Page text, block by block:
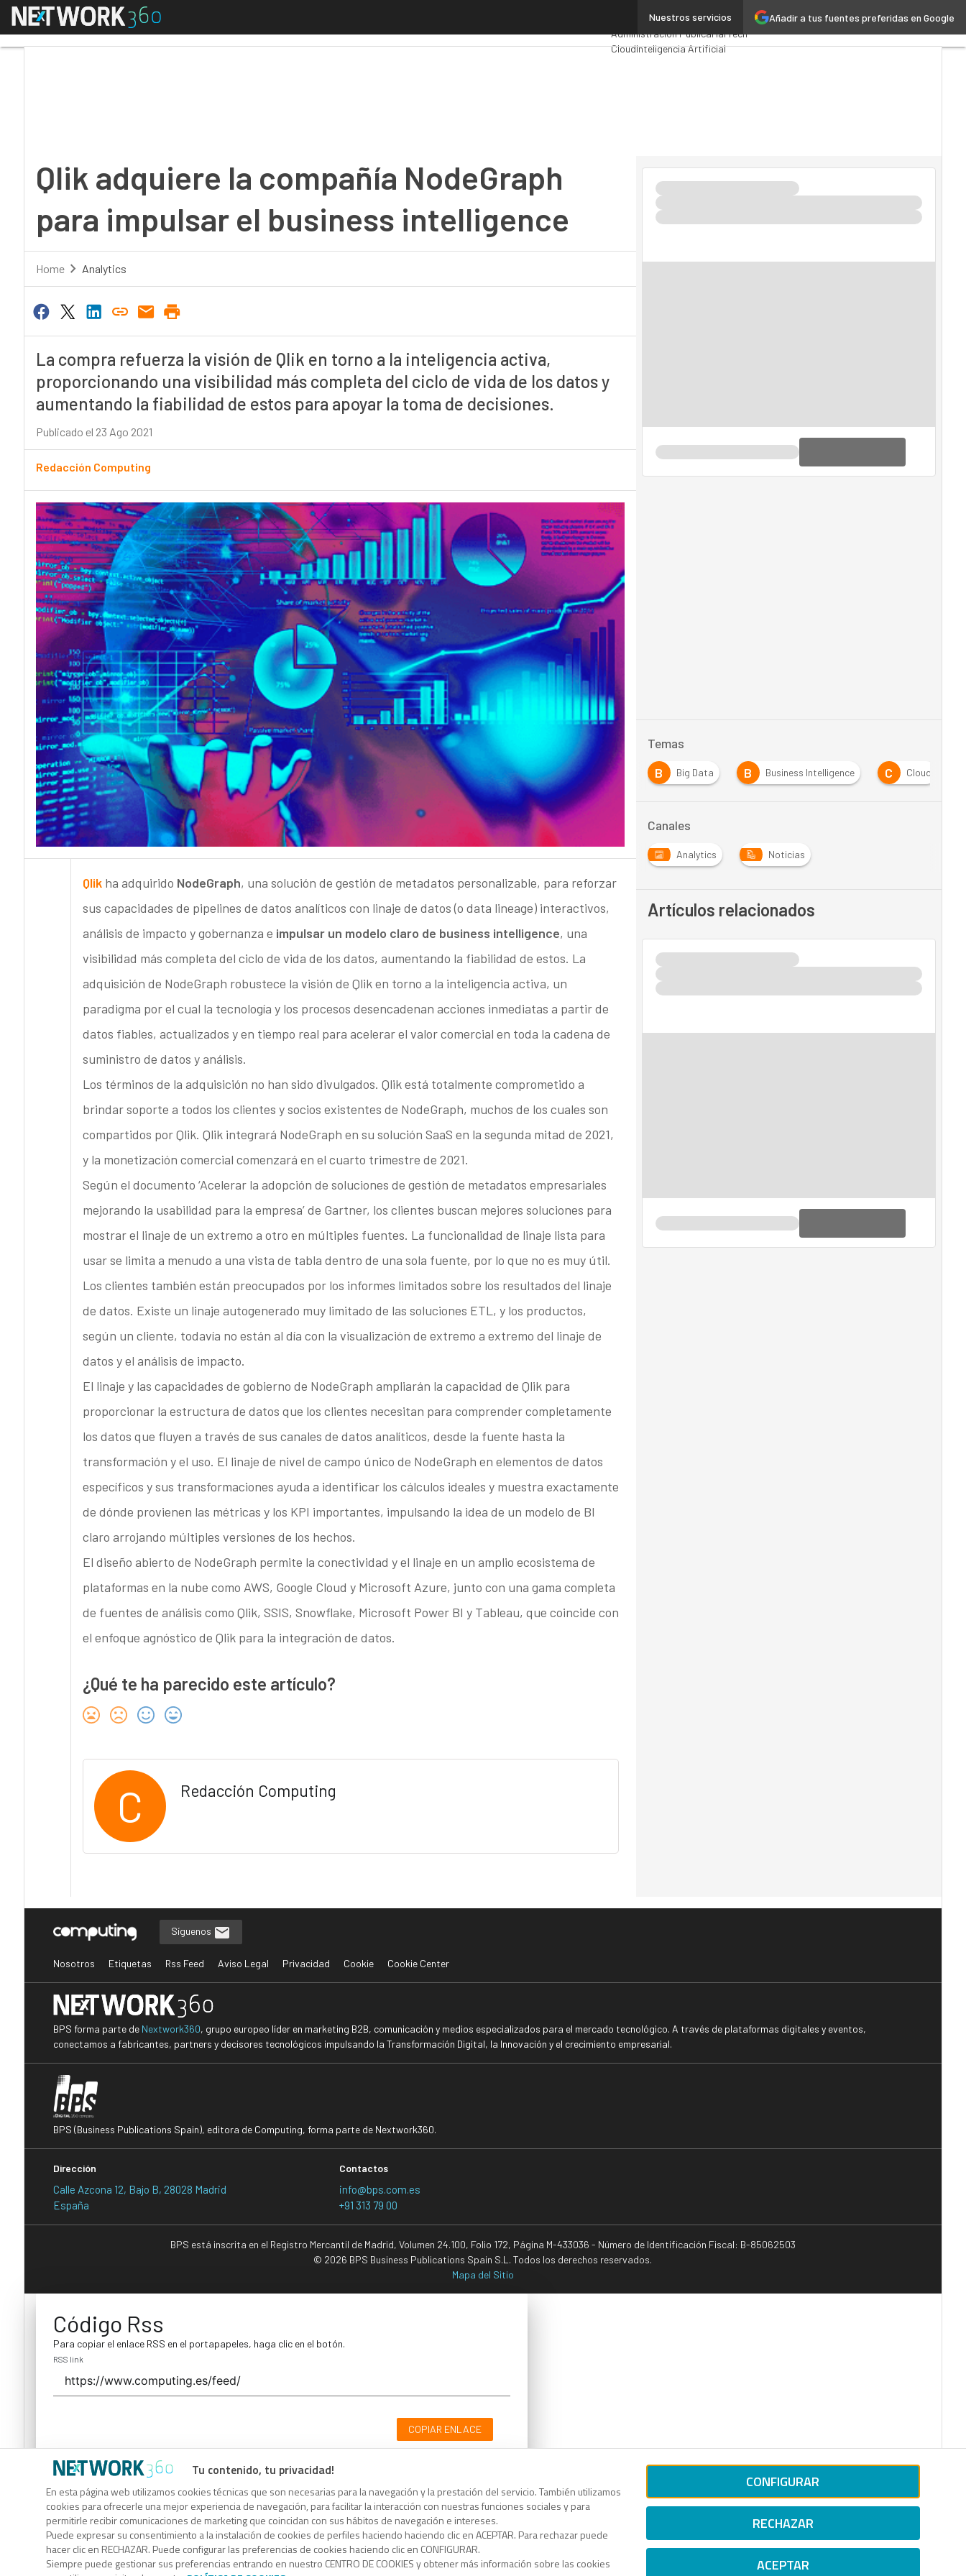
Añadir a tus fuentes preferidas en Google
Nuestros servicios
Menú Premios ComputingAnalytics
Administración PúblicaMarTech
CloudInteligencia Artificial
Qlik adquiere la compañía NodeGraph
para impulsar el business intelligence
Home Analytics
La compra refuerza la visión de Qlik en torno a la inteligencia activa,
proporcionando una visibilidad más completa del ciclo de vida de los datos y
aumentando la fiabilidad de estos para apoyar la toma de decisiones.
Publicado el 23 Ago 2021
Redacción Computing
Qlikha adquirido NodeGraph, una solución de gestión de metadatos personalizable, para reforzar
sus capacidades de pipelines de datos analíticos con linaje de datos (o data lineage) interactivos,
análisis de impacto y gobernanza e impulsar un modelo claro de business intelligence, una
visibilidad más completa del ciclo de vida de los datos, aumentando la fiabilidad de estos. La
adquisición de NodeGraph robustece la visión de Qlik en torno a la inteligencia activa, un
paradigma por el cual la tecnología y los procesos desencadenan acciones inmediatas a partir de
datos fiables, actualizados y en tiempo real para acelerar el valor comercial en toda la cadena de
suministro de datos y análisis.
Los términos de la adquisición no han sido divulgados. Qlik está totalmente comprometido a
brindar soporte a todos los clientes y socios existentes de NodeGraph, muchos de los cuales son
compartidos por Qlik. Qlik integrará NodeGraph en su solución SaaS en la segunda mitad de 2021,
y la monetización comercial comenzará en el cuarto trimestre de 2021.
Según el documento ‘Acelerar la adopción de soluciones de gestión de metadatos empresariales
mejorando la usabilidad para la empresa’ de Gartner, los clientes buscan mejores soluciones para
mostrar el linaje de un extremo a otro en múltiples fuentes. La funcionalidad de linaje lista para
usar se limita a menudo a una vista de tabla dentro de una sola fuente, por lo que no es muy útil.
Los clientes también están preocupados por los informes limitados sobre los resultados del linaje
de datos. Existe un linaje autogenerado muy limitado de las soluciones ETL, y los productos,
según un cliente, todavía no están al día con la visualización de extremo a extremo del linaje de
datos y el análisis de impacto.
El linaje y las capacidades de gobierno de NodeGraph ampliarán la capacidad de Qlik para
proporcionar la estructura de datos que los clientes necesitan para comprender completamente
los datos que fluyen a través de sus canales de datos analíticos, desde la fuente hasta la
transformación y el uso. El linaje de nivel de campo único de NodeGraph en elementos de datos
específicos y sus transformaciones ayuda a identificar los cálculos ideales y muestra exactamente
de dónde provienen las métricas y los KPI importantes, impulsando la idea de un modelo de BI
claro arrojando múltiples versiones de los hechos.
El diseño abierto de NodeGraph permite la conectividad y el linaje en un amplio ecosistema de
plataformas en la nube como AWS, Google Cloud y Microsoft Azure, junto con una gama completa
de fuentes de análisis como Qlik, SSIS, Snowflake, Microsoft Power BI y Tableau, que coincide con
el enfoque agnóstico de Qlik para la integración de datos.
¿Qué te ha parecido este artículo?
C Redacción Computing
Temas
A
Adquisición B Big Data B Business Intelligence C Cloud
Canales
Analytics Noticias
Artículos relacionados
Tu contenido, tu privacidad!
En esta página web utilizamos cookies técnicas que son necesarias para la navegación y la prestación del servicio. También utilizamos
cookies para ofrecerle una mejor experiencia de navegación, para facilitar la interacción con nuestras funciones sociales y para
permitirle recibir comunicaciones de marketing que coincidan con sus hábitos de navegación e intereses.
Puede expresar su consentimiento a la instalación de cookies de perfiles haciendo haciendo clic en ACEPTAR. Para rechazar puede
hacer clic en RECHAZAR. Puede configurar las preferencias de cookies haciendo clic en CONFIGURAR.
Siempre puede gestionar sus preferencias entrando en nuestro CENTRO DE COOKIES y obtener más información sobre las cookies
CONFIGURAR
RECHAZAR
ACEPTAR
Síguenos
Nosotros Etiquetas Rss Feed Aviso Legal Privacidad Cookie Cookie Center
BPS forma parte de Nextwork360, grupo europeo líder en marketing B2B, comunicación y medios especializados para el mercado tecnológico. A través de plataformas digitales y eventos,
conectamos a fabricantes, partners y decisores tecnológicos impulsando la Transformación Digital, la Innovación y el crecimiento empresarial.
BPS (Business Publications Spain), editora de Computing, forma parte de Nextwork360.
Dirección
Calle Azcona 12, Bajo B, 28028 Madrid
España
Contactos
info@bps.com.es
+91 313 79 00
BPS está inscrita en el Registro Mercantil de Madrid, Volumen 24.100, Folio 172, Página M-433036 - Número de Identificación Fiscal: B-85062503
© 2026 BPS Business Publications Spain S.L. Todos los derechos reservados.
Mapa del Sitio
Código Rss
Para copiar el enlace RSS en el portapapeles, haga clic en el botón.
RSS link
COPIAR ENLACE
Código Rss
Para copiar el enlace RSS en el portapapeles, haga clic en el botón.